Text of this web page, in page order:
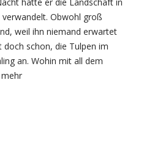
Obwohl groß
weil ihn niemand erwartet
schon, die Tulpen im
an. Wohin mit all dem